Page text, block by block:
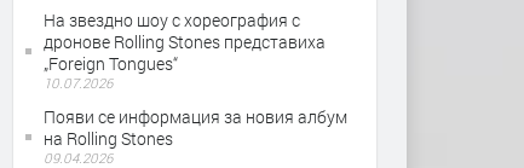
На звездно шоу с хореография с
дронове Rolling Stones представиха
„Foreign Tongues“
10.07.2026
Появи се информация за новия албум
на Rolling Stones
09.04.2026